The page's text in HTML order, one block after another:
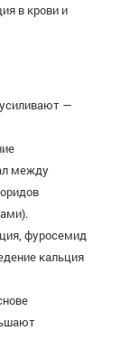
в крови и
—
между
фуросемид
кальция